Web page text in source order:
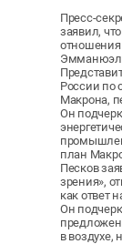
Пресс-
заявил,
России по
Макрона,
Он
план
Песков
зрения»,
как ответ
Он
в воздухе,